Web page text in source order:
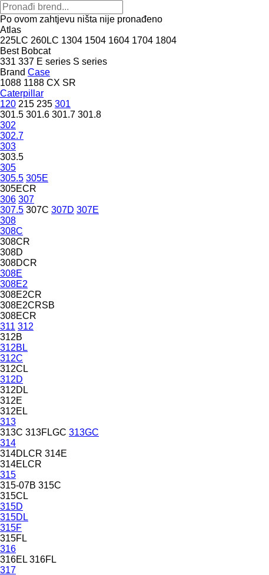
Po ovom zahtjevu ništa nije pronađeno
Atlas
225LC 260LC 1304 1504 1604 1704 1804
Best Bobcat
331 337 E series S series
Brand Case
1088 1188 CX SR
Caterpillar
120 215 235 301
301.5 301.6 301.7 301.8
302
302.7
303
303.5
305
305.5 305E
305ECR
306 307
307.5 307C 307D 307E
308
308C
308CR
308D
308DCR
308E
308E2
308E2CR
308E2CRSB
308ECR
311 312
312B
312BL
312C
312CL
312D
312DL
312E
312EL
313
313C 313FLGC 313GC
314
314DLCR 314E
314ELCR
315
315-07B 315C
315CL
315D
315DL
315F
315FL
316
316EL 316FL
317